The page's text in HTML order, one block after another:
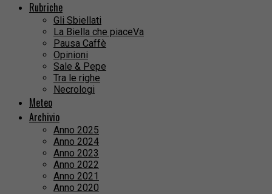
Rubriche
Gli Sbiellati
La Biella che piaceVa
Pausa Caffè
Opinioni
Sale & Pepe
Tra le righe
Necrologi
Meteo
Archivio
Anno 2025
Anno 2024
Anno 2023
Anno 2022
Anno 2021
Anno 2020